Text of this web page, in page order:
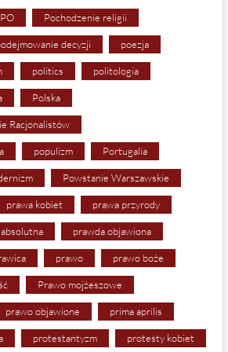
PO Pochodzenie religii
decyzji poezja
politics politologia
Polska
Racjonalistów
populizm Portugalia
Powstanie Warszawskie
prawa kobiet prawa przyrody
prawda objawiona
prawo prawo boże
Prawo mojżeszowe
prawo objawione prima aprilis
protestantyzm protesty kobiet